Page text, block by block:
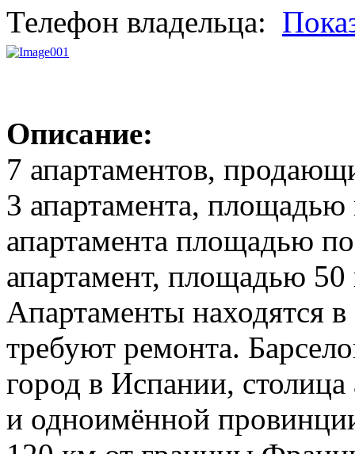
Телефон владельца:
Описание:
7 апартаментов,
3 апартамента,
апартамента площадью
апартамент, площадью
Апартаменты находятся
требуют ремонта.
город в Испании,
и одноимённой